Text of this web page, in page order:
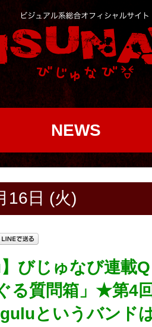
NEWS
16日 (火)
びじゅなび連載
る質問箱」★第4
というバンド